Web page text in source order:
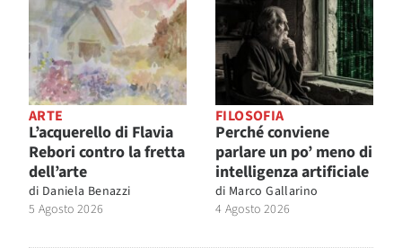
ARTE
L’acquerello di Flavia
Rebori contro la fretta
dell’arte
di Daniela Benazzi
5 Agosto 2026
FILOSOFIA
Perché conviene
parlare un po’ meno di
intelligenza artificiale
di Marco Gallarino
4 Agosto 2026